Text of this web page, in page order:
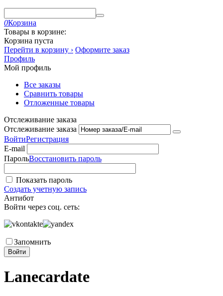
0Корзина
Товары в корзине:
Корзина пуста
Перейти в корзину › Оформите заказ
Профиль
Мой профиль
Все заказы
Сравнить товары
Отложенные товары
Отслеживание заказа
Отслеживание заказа
ВойтиРегистрация
E-mail
ПарольВосстановить пароль
Показать пароль
Создать учетную запись
Антибот
Войти через соц. сеть:
Запомнить
Войти
Lanecardate